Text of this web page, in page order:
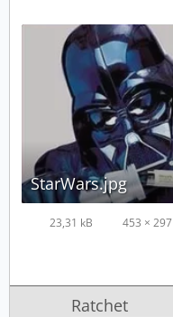
StarWars.jpg
23,31 kB 453 × 297
Ratchet